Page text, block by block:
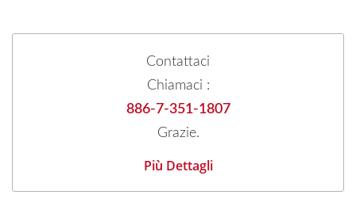
Contattaci
Chiamaci :
886-7-351-1807
Grazie.
Più Dettagli